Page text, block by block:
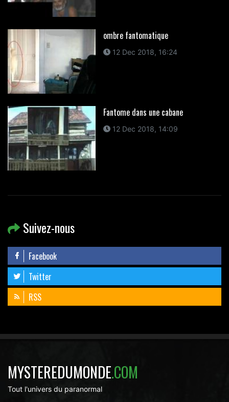
ombre fantomatique
12 Dec 2018, 16:24
Fantome dans une cabane
12 Dec 2018, 14:09
Suivez-nous
Facebook
Twitter
RSS
MYSTEREDUMONDE.COM
Tout l'univers du paranormal